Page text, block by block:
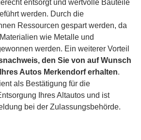
entsorgt und wertvolle Bauteile
werden. Durch die
Ressourcen gespart werden, da
wie Metalle und
werden. Ein weiterer Vorteil
den Sie von auf Wunsch
Autos Merkendorf erhalten.
als Bestätigung für die
Ihres Altautos und ist
bei der Zulassungsbehörde.